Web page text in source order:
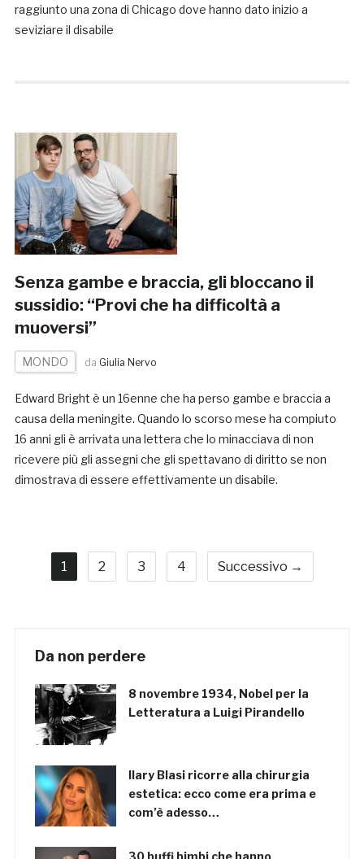
raggiunto una zona di Chicago dove hanno dato inizio a
seviziare il disabile
Senza gambe e braccia, gli bloccano il
sussidio: “Provi che ha difficoltà a
muoversi”
MONDO da Giulia Nervo
Edward Bright è un 16enne che ha perso gambe e braccia a
causa della meningite. Quando lo scorso mese ha compiuto
16 anni gli è arrivata una lettera che lo minacciava di non
ricevere più gli assegni che gli spettavano di diritto se non
dimostrava di essere effettivamente un disabile.
1 2 3 4 Successivo →
Da non perdere
8 novembre 1934, Nobel per la
Letteratura a Luigi Pirandello
Ilary Blasi ricorre alla chirurgia
estetica: ecco come era prima e
com’è adesso…